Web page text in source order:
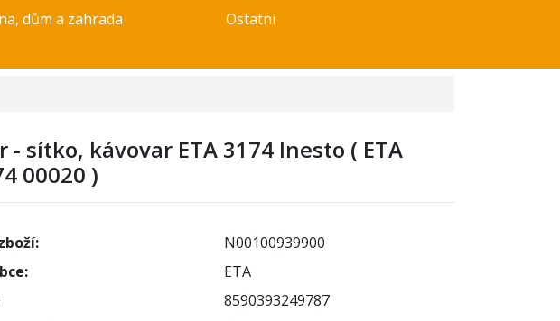
dům a zahrada
Ostatní
- sítko, kávovar ETA 3174 Inesto ( ETA
00020 )
N00100939900
ETA
8590393249787